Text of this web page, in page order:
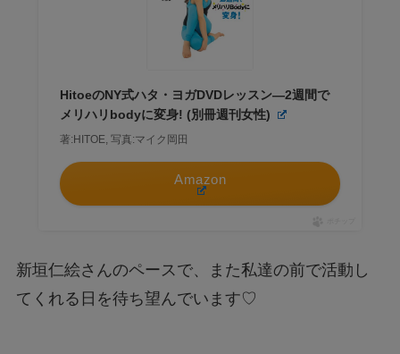
HitoeのNY式ハタ・ヨガDVDレッスン―2週間で
メリハリbodyに変身! (別冊週刊女性)
著:HITOE, 写真:マイク岡田
Amazon
新垣仁絵さんのペースで、また私達の前で活動し
てくれる日を待ち望んでいます♡